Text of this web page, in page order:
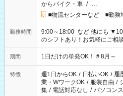
からバイク・車 / …
■物流センターなど ■勤務
勤務時間
9:00～18:00 など 他にも ▼10:00～19:00 ▼18:00～21:00 など
のシフトあり！お気軽にご相
期間 1日だけの単発OK！＃8月～
特徴 週1日からOK / 日払いOK / 履
業・WワークOK / 服装自由 /
集 / 電話対応なし / パソコン